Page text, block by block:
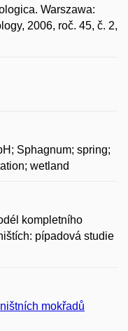
Warszawa:
2006, roč. 45, č. 2,
Sphagnum; spring;
wetland
kompletního
pípadová studie
mokřadů